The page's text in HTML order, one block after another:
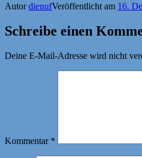
AutordienufVeröffentlicht am 16.
Schreibe einen
Deine E-Mail-Adresse wird nicht
Kommentar *